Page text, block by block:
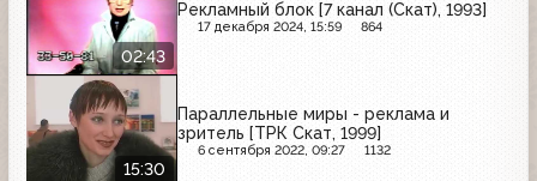
02:43
Рекламный блок [7 канал (Скат), 1993]
17 декабря 2024, 15:59 864
15:30
Параллельные миры - реклама и
зритель [ТРК Скат, 1999]
6 сентября 2022, 09:27 1132